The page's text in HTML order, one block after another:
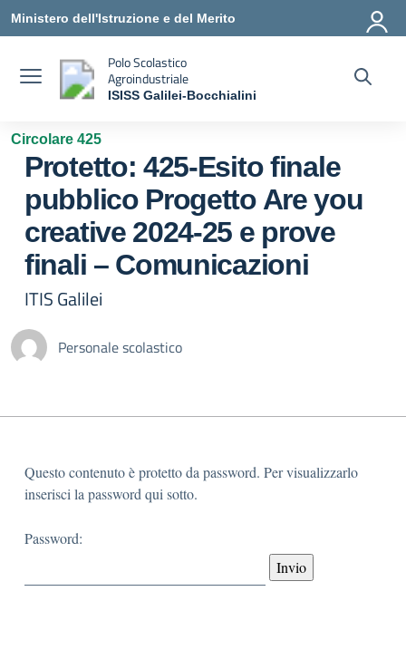
Ministero dell'Istruzione e del Merito
Polo Scolastico
Agroindustriale
ISISS Galilei-Bocchialini
Circolare 425
Protetto: 425-Esito finale
pubblico Progetto Are you
creative 2024-25 e prove
finali – Comunicazioni
ITIS Galilei
Personale scolastico
Questo contenuto è protetto da password. Per visualizzarlo
inserisci la password qui sotto.
Password: